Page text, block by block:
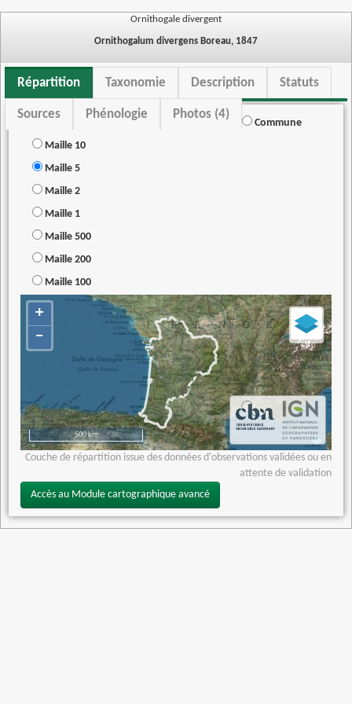
Ornithogale divergent
Ornithogalum divergens Boreau, 1847
Répartition Taxonomie Description Statuts
Sources Phénologie Photos (4)
Commune
Maille 10
Maille 5
Maille 2
Maille 1
Maille 500
Maille 200
Maille 100
+
−
500 km
Couche de répartition issue des données d'observations validées ou en
attente de validation
Accès au Module cartographique avancé